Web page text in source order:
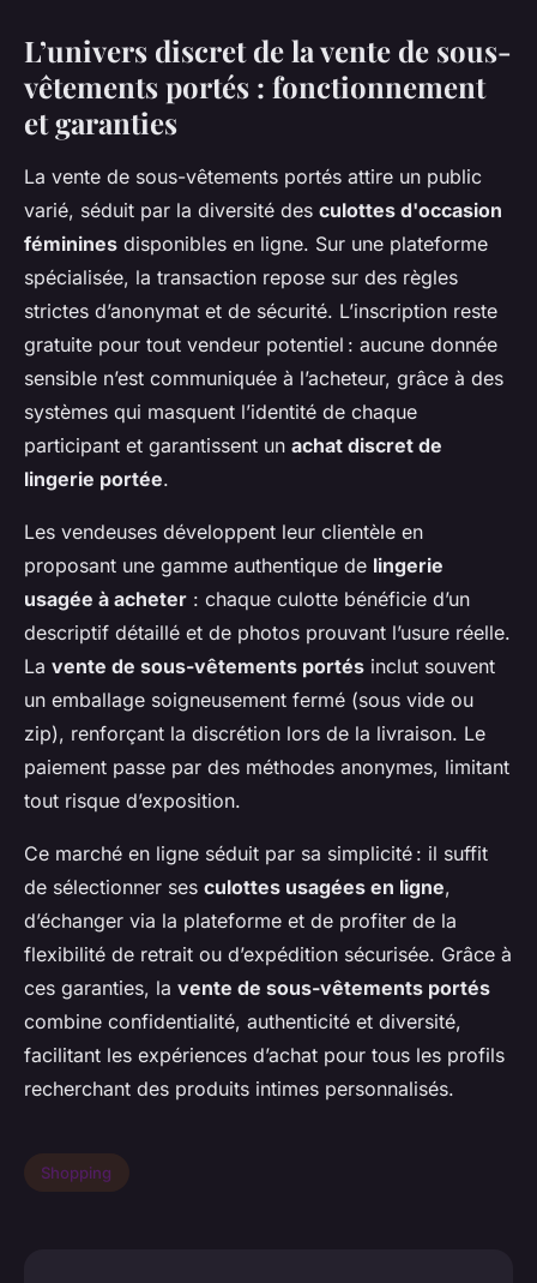
L’univers discret de lavente de sous-
vêtements portés : fonctionnement
et garanties
La vente de sous-vêtements portés attire un public
varié, séduit par la diversité des culottes d'occasion
féminines disponibles en ligne. Sur une plateforme
spécialisée, la transaction repose sur des règles
strictes d’anonymat et de sécurité. L’inscription reste
gratuite pour tout vendeur potentiel : aucune donnée
sensible n’est communiquée à l’acheteur, grâce à des
systèmes qui masquent l’identité de chaque
participant et garantissent un achat discret de
lingerie portée.
Les vendeuses développent leur clientèle en
proposant une gamme authentique de lingerie
usagée à acheter : chaque culotte bénéficie d’un
descriptif détaillé et de photos prouvant l’usure réelle.
La vente de sous-vêtements portés inclut souvent
un emballage soigneusement fermé (sous vide ou
zip), renforçant la discrétion lors de la livraison. Le
paiement passe par des méthodes anonymes, limitant
tout risque d’exposition.
Ce marché en ligne séduit par sa simplicité : il suffit
de sélectionner ses culottes usagées en ligne,
d’échanger via la plateforme et de profiter de la
flexibilité de retrait ou d’expédition sécurisée. Grâce à
ces garanties, la vente de sous-vêtements portés
combine confidentialité, authenticité et diversité,
facilitant les expériences d’achat pour tous les profils
recherchant des produits intimes personnalisés.
Shopping